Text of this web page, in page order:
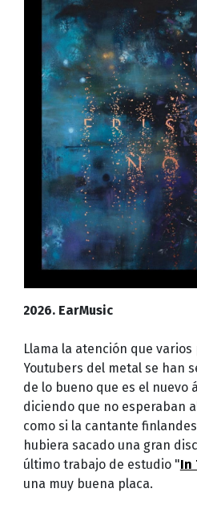
2026. EarMusic
Llama la atención que
Youtubers del metal se han
de lo bueno que es el nuevo
diciendo que no esperaban
como si la cantante
hubiera sacado una gran
último trabajo de estudio "In
una muy buena placa.